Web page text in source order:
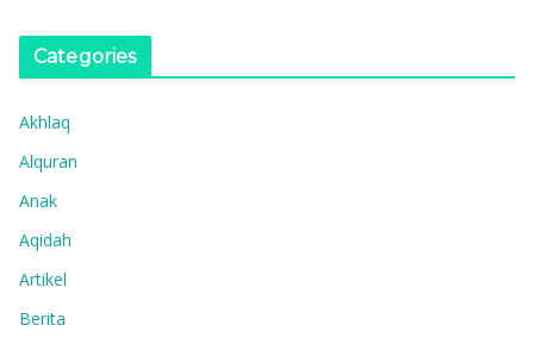
Categories
Akhlaq
Alquran
Anak
Aqidah
Artikel
Berita